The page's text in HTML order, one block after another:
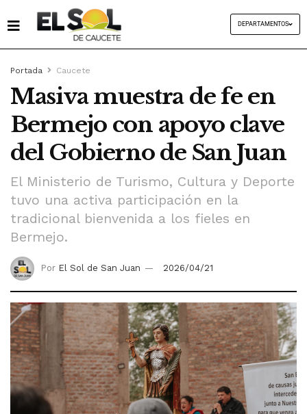
DEPARTAMENTOS
Portada Caucete
Masiva muestra de fe en
Bermejo con apoyo clave
del Gobierno de San Juan
El Ministerio de Turismo, Cultura y Deporte
tuvo una activa participación en la
tradicional bienvenida a los fieles en
Bermejo.
Por El Sol de San Juan 2026/04/21